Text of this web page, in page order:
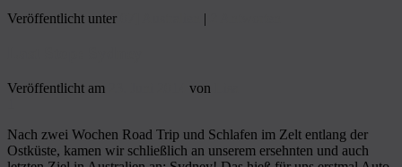
Veröffentlicht unter
|
Veröffentlicht am von
Nach zwei Wochen Road Trip und Schlafen im Zelt entlang der
Ostküste, kamen wir schließlich an unserem ersehnten und auch